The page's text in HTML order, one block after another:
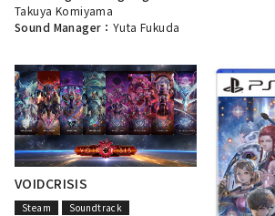
Takuya Komiyama
Sound Manager： Yuta Fukuda
VOIDCRISIS
Steam Soundtrack